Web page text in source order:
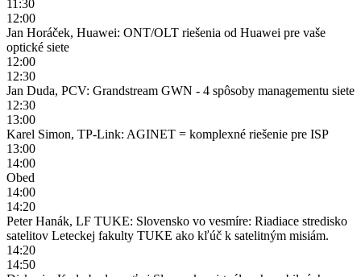
11:30
12:00
Jan Horáček, Huawei: ONT/OLT riešenia od Huawei pre vaše
optické siete
12:00
12:30
Jan Duda, PCV: Grandstream GWN - 4 spôsoby managementu siete
12:30
13:00
Karel Simon, TP-Link: AGINET = komplexné riešenie pre ISP
13:00
14:00
Obed
14:00
14:20
Peter Hanák, LF TUKE: Slovensko vo vesmíre: Riadiace stredisko
satelitov Leteckej fakulty TUKE ako kľúč k satelitným misiám.
14:20
14:50